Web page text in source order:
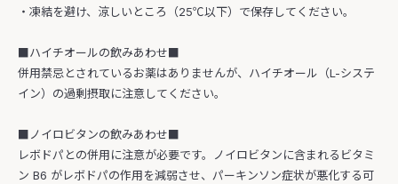
・凍結を避け、涼しいところ（25℃以下）で保存してください。
■ハイチオールの飲みあわせ■
併用禁忌とされているお薬はありませんが、ハイチオール（L-システ
イン）の過剰摂取に注意してください。
■ノイロビタンの飲みあわせ■
レボドパとの併用に注意が必要です。ノイロビタンに含まれるビタミ
ン B6 がレボドパの作用を減弱させ、パーキンソン症状が悪化する可